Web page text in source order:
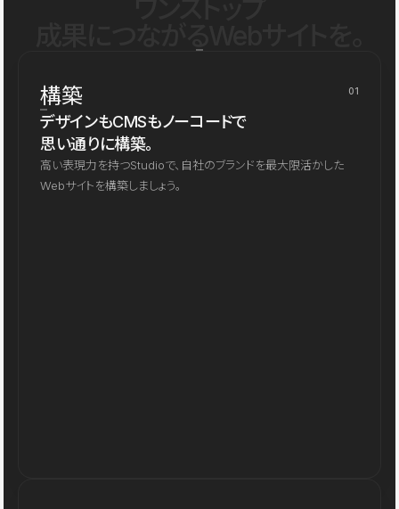
構築 01
デザインもCMSもノーコードで
思い通りに構築。
高い表現力を持つStudioで、自社のブランドを最大限活かした
Webサイトを構築しましょう。